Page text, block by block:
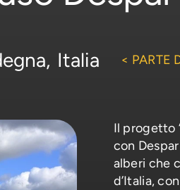
Italia < PARTE
Il progetto
con
alberi che
d’Italia,